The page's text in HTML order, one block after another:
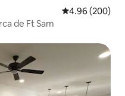
Calificación
4.96 (200)
de Ft Sam